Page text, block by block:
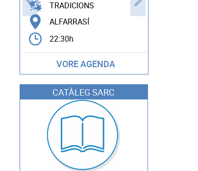
TRADICIONS
ALFARRASÍ
22:30h
VORE AGENDA
CATÀLEG SARC